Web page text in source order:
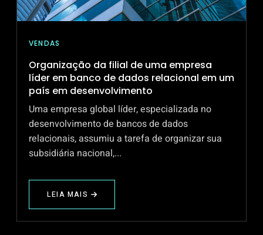
VENDAS
Organização da filial de uma empresa
líder em banco de dados relacional em um
país em desenvolvimento
Uma empresa global líder, especializada no
desenvolvimento de bancos de dados
relacionais, assumiu a tarefa de organizar sua
subsidiária nacional,...
LEIA MAIS
ABOUT
ORGANIZAÇÃO
DA